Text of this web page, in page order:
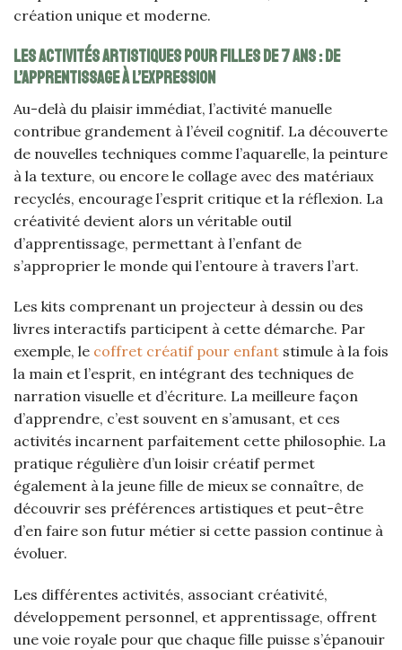
création unique et moderne.
Les activités artistiques pour filles de 7 ans : de
l’apprentissage à l’expression
Au-delà du plaisir immédiat, l’activité manuelle
contribue grandement à l’éveil cognitif. La découverte
de nouvelles techniques comme l’aquarelle, la peinture
à la texture, ou encore le collage avec des matériaux
recyclés, encourage l’esprit critique et la réflexion. La
créativité devient alors un véritable outil
d’apprentissage, permettant à l’enfant de
s’approprier le monde qui l’entoure à travers l’art.
Les kits comprenant un projecteur à dessin ou des
livres interactifs participent à cette démarche. Par
exemple, le coffret créatif pour enfant stimule à la fois
la main et l’esprit, en intégrant des techniques de
narration visuelle et d’écriture. La meilleure façon
d’apprendre, c’est souvent en s’amusant, et ces
activités incarnent parfaitement cette philosophie. La
pratique régulière d’un loisir créatif permet
également à la jeune fille de mieux se connaître, de
découvrir ses préférences artistiques et peut-être
d’en faire son futur métier si cette passion continue à
évoluer.
Les différentes activités, associant créativité,
développement personnel, et apprentissage, offrent
une voie royale pour que chaque fille puisse s’épanouir